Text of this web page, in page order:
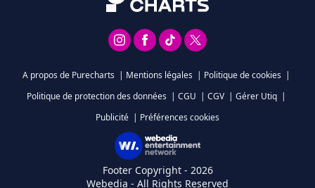
A propos de Purecharts | Mentions légales | Politique de cookies |
Politique de protection des données | CGU | CGV | Gérer Utiq |
Publicité | Préférences cookies
Footer Copyright - 2026
Webedia - All Rights Reserved